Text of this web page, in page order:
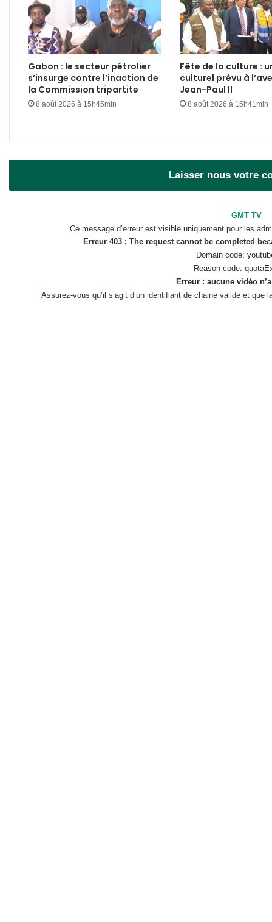
Gabon : le secteur pétrolier
s’insurge contre l’inaction de
la Commission tripartite
8 août 2026 à 15h45min
Fête de la culture :
culturel prévu à
Jean-Paul II
8 août 2026 à 15h41min
Laisser nous votre
GMT TV
Ce message d’erreur est visible uniquement pour les
Erreur 403 : The request cannot be completed
Domain code:
Reason code:
Erreur : aucune vidéo
Assurez-vous qu’il s’agit d’un identifiant de chaine valide et